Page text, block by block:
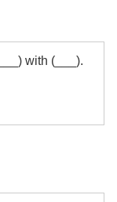
with (___).